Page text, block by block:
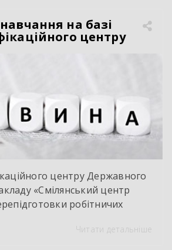
на базі
центру
центру Державного
«Смілянський центр
робітничих
результатівЧитати детальніше